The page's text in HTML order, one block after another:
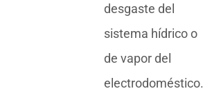
desgaste del
sistema hídrico o
de vapor del
electrodoméstico.